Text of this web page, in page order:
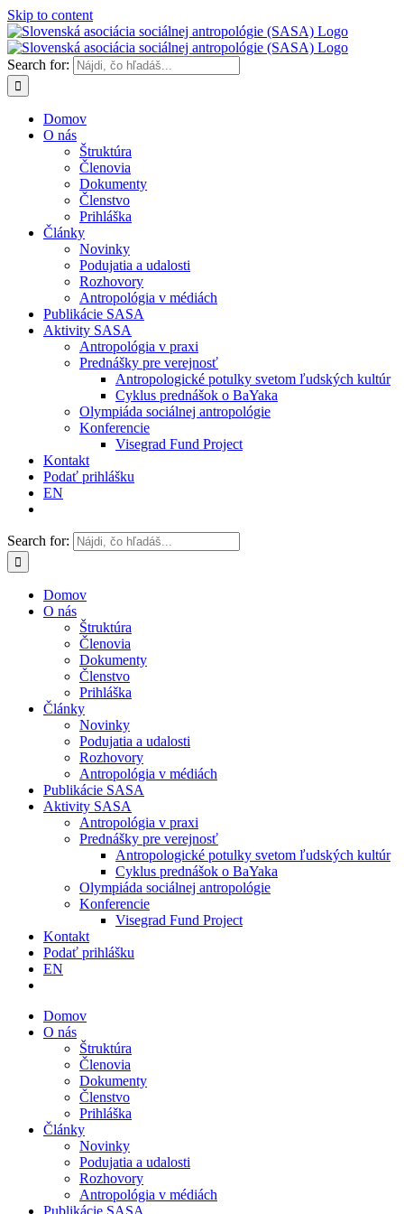
Skip to content
Search for:
Domov
O nás
Štruktúra
Členovia
Dokumenty
Členstvo
Prihláška
Články
Novinky
Podujatia a udalosti
Rozhovory
Antropológia v médiách
Publikácie SASA
Aktivity SASA
Antropológia v praxi
Prednášky pre verejnosť
Antropologické potulky svetom ľudských kultúr
Cyklus prednášok o BaYaka
Olympiáda sociálnej antropológie
Konferencie
Visegrad Fund Project
Kontakt
Podať prihlášku
EN
Search for:
Domov
O nás
Štruktúra
Členovia
Dokumenty
Členstvo
Prihláška
Články
Novinky
Podujatia a udalosti
Rozhovory
Antropológia v médiách
Publikácie SASA
Aktivity SASA
Antropológia v praxi
Prednášky pre verejnosť
Antropologické potulky svetom ľudských kultúr
Cyklus prednášok o BaYaka
Olympiáda sociálnej antropológie
Konferencie
Visegrad Fund Project
Kontakt
Podať prihlášku
EN
Domov
O nás
Štruktúra
Členovia
Dokumenty
Členstvo
Prihláška
Články
Novinky
Podujatia a udalosti
Rozhovory
Antropológia v médiách
Publikácie SASA